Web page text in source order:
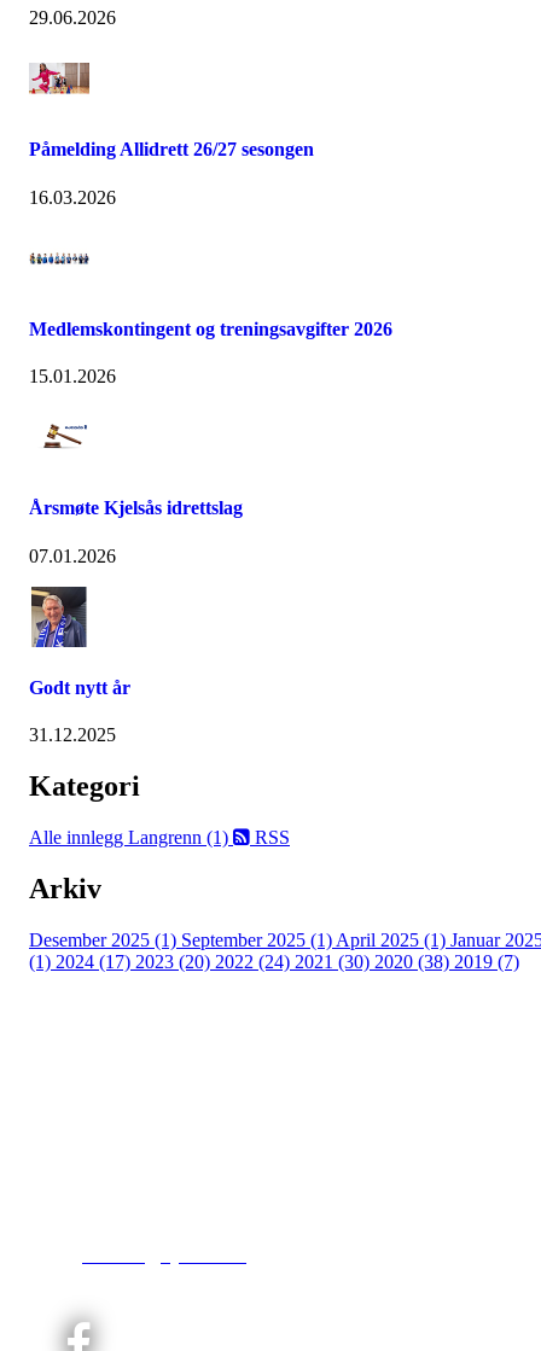
29.06.2026
Påmelding Allidrett 26/27 sesongen
16.03.2026
Medlemskontingent og treningsavgifter 2026
15.01.2026
Årsmøte Kjelsås idrettslag
07.01.2026
Godt nytt år
31.12.2025
Kategori
Alle innlegg Langrenn (1) RSS
Arkiv
Desember 2025 (1) September 2025 (1) April 2025 (1) Januar
(1) 2024 (17) 2023 (20) 2022 (24) 2021 (30) 2020 (38) 2019 (7)